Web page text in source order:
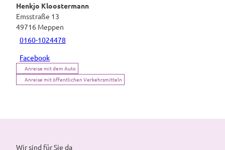
Henkjo Kloostermann
Emsstraße 13
49716 Meppen
0160-1024478
Facebook
Anreise mit dem Auto
Anreise mit öffentlichen Verkehrsmitteln
Wir sind für Sie da